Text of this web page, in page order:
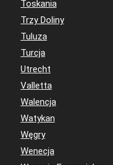
Toskania
Trzy Doliny
Tuluza
Turcja
Utrecht
Valletta
Walencja
Watykan
Węgry
Wenecja